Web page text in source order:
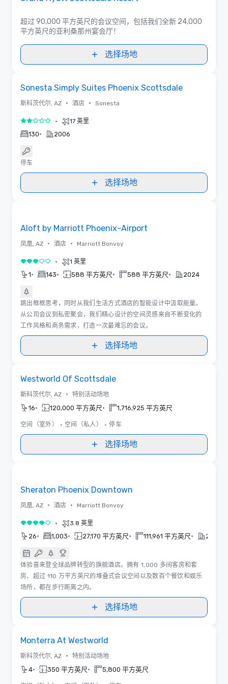
超过 90,000 平方英尺的会议空间，包括我们全新 24,000
平方英尺的亚利桑那州宴会厅！
选择场地
Sonesta Simply Suites Phoenix Scottsdale
斯科茨代尔, AZ • 酒店 • Sonesta
2/5 • 17 英里
130• 2006
停车
选择场地
Aloft by Marriott Phoenix-Airport
凤凰, AZ • 酒店 • Marriott Bonvoy
3/5 • 1 英里
1• 143• 588 平方英尺• 588 平方英尺• 2024
跳出框框思考，同时从我们生活方式酒店的智能设计中汲取能量。
从公司会议到私密聚会，我们精心设计的空间灵感来自不断变化的
工作风格和商务需求，打造一次最难忘的会议。
选择场地
Westworld Of Scottsdale
斯科茨代尔, AZ • 特别活动场地
16• 120,000 平方英尺• 1,716,925 平方英尺
空间（室外） • 空间（私人） • 停车
选择场地
Sheraton Phoenix Downtown
凤凰, AZ • 酒店 • Marriott Bonvoy
4/5 • 3.8 英里
26• 1,003• 27,170 平方英尺• 111,961 平方英尺•
体验喜来登全球品牌转型的旗舰酒店。拥有 1,000 多间客房和套
房、超过 110 万平方英尺的堆叠式会议空间以及数百个餐饮和娱乐
场所，都在步行距离之内。
选择场地
Monterra At Westworld
斯科茨代尔, AZ • 特别活动场地
4• 350 平方英尺• 5,800 平方英尺